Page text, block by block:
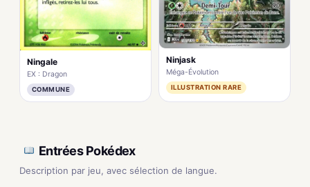
Ningale
EX : Dragon
COMMUNE
Ninjask
Méga-Évolution
ILLUSTRATION RARE
Entrées Pokédex
Description par jeu, avec sélection de langue.